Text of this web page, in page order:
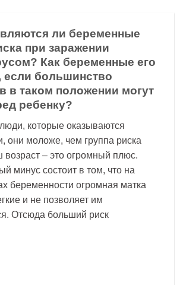
ли беременные
при заражении
Как беременные его
если большинство
в таком положении могут
ребенку?
которые оказываются
они моложе, чем группа риска
возраст – это огромный плюс.
минус состоит в том, что на
беременности огромная матка
и не позволяет им
Отсюда больший риск